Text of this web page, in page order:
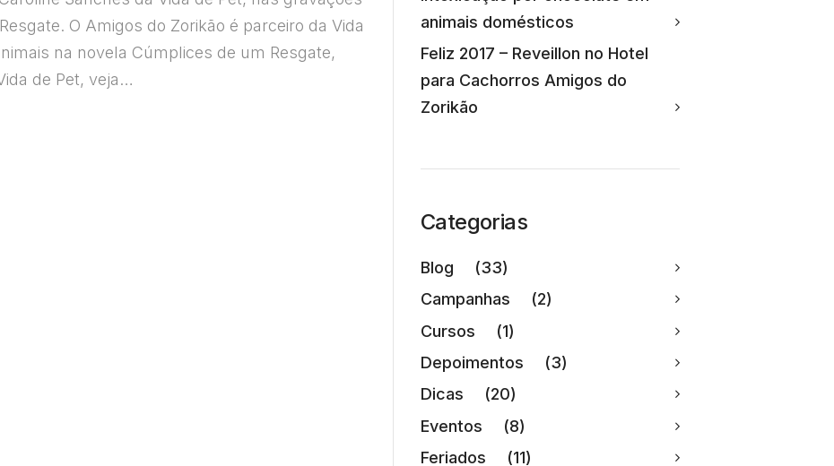
O Amigos do Zorikão é parceiro da Vida
na novela Cúmplices de um Resgate,
de Pet, veja…
animais domésticos
Feliz 2017 – Reveillon no Hotel
para Cachorros Amigos do
Zorikão
Categorias
Blog
(33)
Campanhas
(2)
Cursos
(1)
Depoimentos
(3)
Dicas
(20)
Eventos
(8)
Feriados
(11)